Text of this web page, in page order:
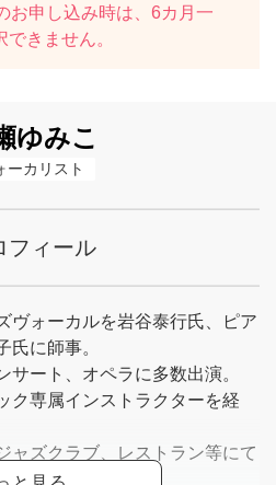
お申し込み時は、6カ月一
きません。
ゆみこ
ーカリスト
フィール
ヴォーカルを岩谷泰行氏、ピア
氏に師事。
サート、オペラに多数出演。
ク専属インストラクターを経
ャズクラブ、レストラン等にて